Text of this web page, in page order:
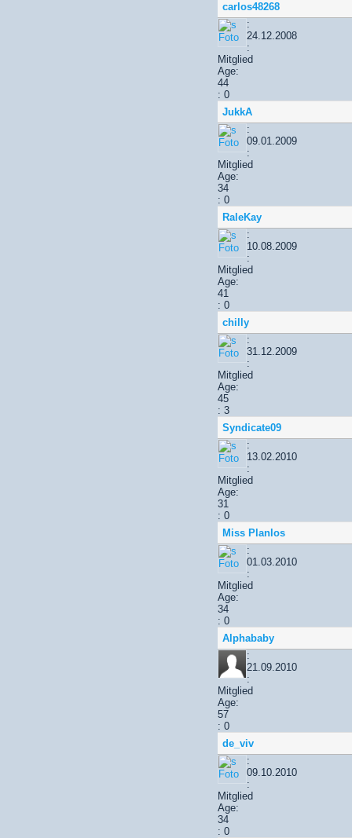
carlos48268
:
24.12.2008
:
Mitglied
Age:
44
: 0
JukkA
:
09.01.2009
:
Mitglied
Age:
34
: 0
RaleKay
:
10.08.2009
:
Mitglied
Age:
41
: 0
chilly
:
31.12.2009
:
Mitglied
Age:
45
: 3
Syndicate09
:
13.02.2010
:
Mitglied
Age:
31
: 0
Miss Planlos
:
01.03.2010
:
Mitglied
Age:
34
: 0
Alphababy
:
21.09.2010
:
Mitglied
Age:
57
: 0
de_viv
:
09.10.2010
:
Mitglied
Age:
34
: 0